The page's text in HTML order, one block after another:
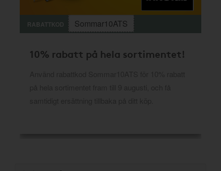
RABATTKOD Sommar10ATS
10% rabatt på hela sortimentet!